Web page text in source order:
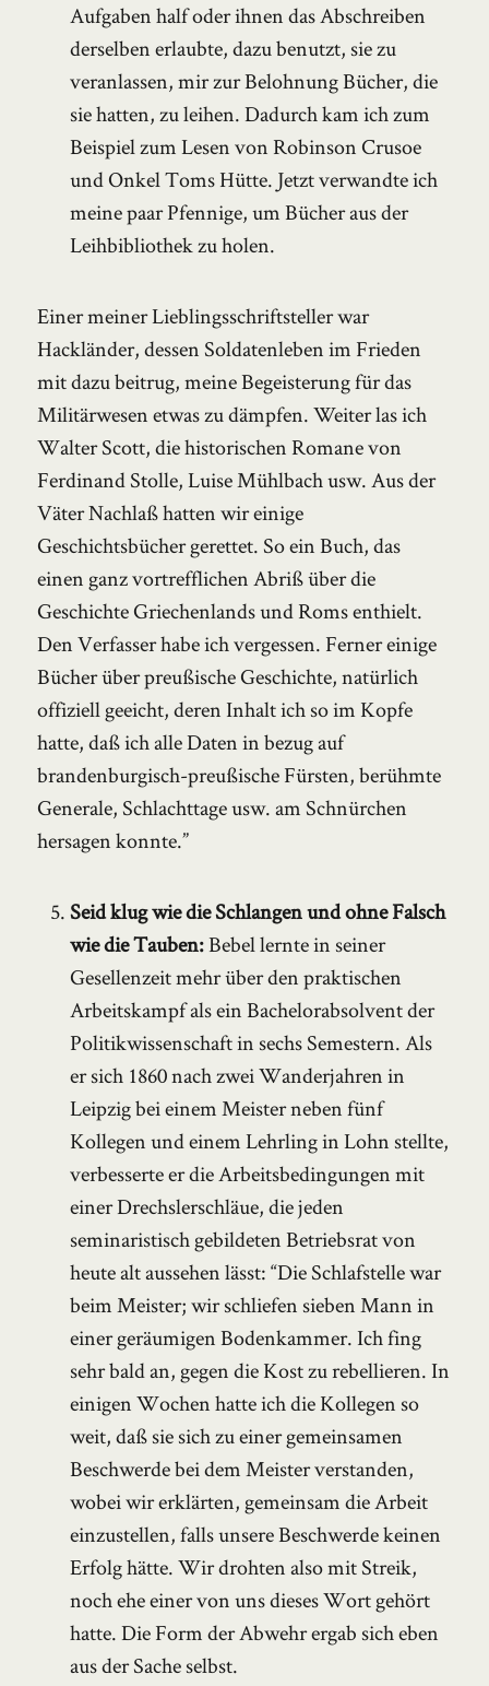
Aufgaben half oder ihnen das Abschreiben
derselben erlaubte, dazu benutzt, sie zu
veranlassen, mir zur Belohnung Bücher, die
sie hatten, zu leihen. Dadurch kam ich zum
Beispiel zum Lesen von Robinson Crusoe
und Onkel Toms Hütte. Jetzt verwandte ich
meine paar Pfennige, um Bücher aus der
Leihbibliothek zu holen.
Einer meiner Lieblingsschriftsteller war
Hackländer, dessen Soldatenleben im Frieden
mit dazu beitrug, meine Begeisterung für das
Militärwesen etwas zu dämpfen. Weiter las ich
Walter Scott, die historischen Romane von
Ferdinand Stolle, Luise Mühlbach usw. Aus der
Väter Nachlaß hatten wir einige
Geschichtsbücher gerettet. So ein Buch, das
einen ganz vortrefflichen Abriß über die
Geschichte Griechenlands und Roms enthielt.
Den Verfasser habe ich vergessen. Ferner einige
Bücher über preußische Geschichte, natürlich
offiziell geeicht, deren Inhalt ich so im Kopfe
hatte, daß ich alle Daten in bezug auf
brandenburgisch-preußische Fürsten, berühmte
Generale, Schlachttage usw. am Schnürchen
hersagen konnte.”
Seid klug wie die Schlangen und ohne Falsch
wie die Tauben:Bebel lernte in seiner
Gesellenzeit mehr über den praktischen
Arbeitskampf als ein Bachelorabsolvent der
Politikwissenschaft in sechs Semestern. Als
er sich 1860 nach zwei Wanderjahren in
Leipzig bei einem Meister neben fünf
Kollegen und einem Lehrling in Lohn stellte,
verbesserte er die Arbeitsbedingungen mit
einer Drechslerschläue, die jeden
seminaristisch gebildeten Betriebsrat von
heute alt aussehen lässt: “Die Schlafstelle war
beim Meister; wir schliefen sieben Mann in
einer geräumigen Bodenkammer. Ich fing
sehr bald an, gegen die Kost zu rebellieren. In
einigen Wochen hatte ich die Kollegen so
weit, daß sie sich zu einer gemeinsamen
Beschwerde bei dem Meister verstanden,
wobei wir erklärten, gemeinsam die Arbeit
einzustellen, falls unsere Beschwerde keinen
Erfolg hätte. Wir drohten also mit Streik,
noch ehe einer von uns dieses Wort gehört
hatte. Die Form der Abwehr ergab sich eben
aus der Sache selbst.